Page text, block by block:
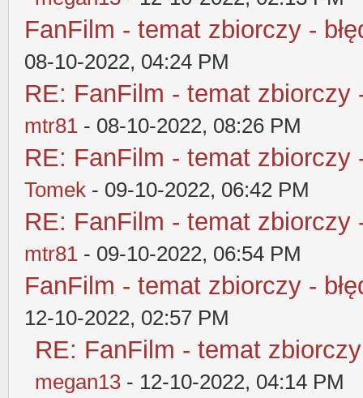
FanFilm - temat zbiorczy -
08-10-2022, 04:24 PM
RE: FanFilm - temat zbiorczy
mtr81 - 08-10-2022, 08:26 PM
RE: FanFilm - temat zbiorczy
Tomek - 09-10-2022, 06:42 PM
RE: FanFilm - temat zbiorczy
mtr81 - 09-10-2022, 06:54 PM
FanFilm - temat zbiorczy -
12-10-2022, 02:57 PM
RE: FanFilm - temat
megan13 - 12-10-2022, 04:14 PM